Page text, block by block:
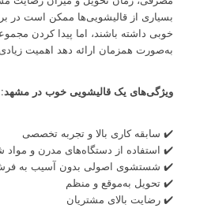
بسیاری از قالیشویی‌ها ممکن است در
خوبی داشته باشند، اما پیدا کردن
به‌صورت همزمان ارائه دهد اهمیت
ویژگی‌های یک قالیشویی خوب در مشهد:
✔️ سابقه کاری بالا و تجربه تخصصی
✔️ استفاده از دستگاه‌های مدرن و مواد
✔️ شستشوی اصولی بدون آسیب به
✔️ تحویل به‌موقع و منظم
✔️ رضایت بالای مشتریان